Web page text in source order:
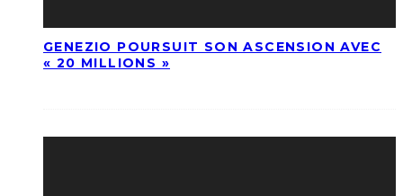
GENEZIO POURSUIT SON ASCENSION AVEC
« 20 MILLIONS »